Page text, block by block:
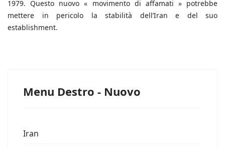
1979. Questo nuovo « movimento di affamati » potrebbe
mettere in pericolo la stabilità dell’Iran e del suo
establishment.
Menu Destro - Nuovo
Iran